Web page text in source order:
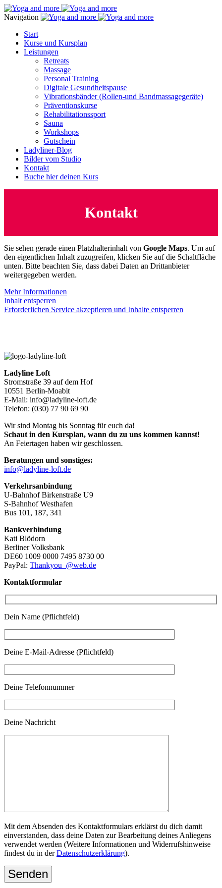
Navigation
Start
Kurse und Kursplan
Leistungen
Retreats
Massage
Personal Training
Digitale Gesundheitspause
Vibrationsbänder (Rollen-und Bandmassagegeräte)
Präventionskurse
Rehabilitationssport
Sauna
Workshops
Gutschein
Ladyliner-Blog
Bilder vom Studio
Kontakt
Buche hier deinen Kurs
Kontakt
Sie sehen gerade einen Platzhalterinhalt von Google Maps. Um auf
den eigentlichen Inhalt zuzugreifen, klicken Sie auf die Schaltfläche
unten. Bitte beachten Sie, dass dabei Daten an Drittanbieter
weitergegeben werden.
Mehr Informationen
Inhalt entsperren
Erforderlichen Service akzeptieren und Inhalte entsperren
Ladyline Loft
Stromstraße 39 auf dem Hof
10551 Berlin-Moabit
E-Mail: info@ladyline-loft.de
Telefon: (030) 77 90 69 90
Wir sind Montag bis Sonntag für euch da!
Schaut in den Kursplan, wann du zu uns kommen kannst!
An Feiertagen haben wir geschlossen.
Beratungen und sonstiges:
info@ladyline-loft.de
Verkehrsanbindung
U-Bahnhof Birkenstraße U9
S-Bahnhof Westhafen
Bus 101, 187, 341
Bankverbindung
Kati Blödorn
Berliner Volksbank
DE60 1009 0000 7495 8730 00
PayPal: Thankyou_@web.de
Kontaktformular
Dein Name (Pflichtfeld)
Deine E-Mail-Adresse (Pflichtfeld)
Deine Telefonnummer
Deine Nachricht
Bitte lasse dieses Feld leer.
Mit dem Absenden des Kontaktformulars erklärst du dich damit
einverstanden, dass deine Daten zur Bearbeitung deines Anliegens
verwendet werden (Weitere Informationen und Widerrufshinweise
findest du in derDatenschutzerklärung).